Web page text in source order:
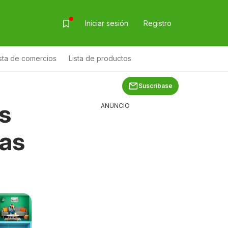
Iniciar sesión Registro
de comercios Lista de productos
Suscríbase
ANUNCIO